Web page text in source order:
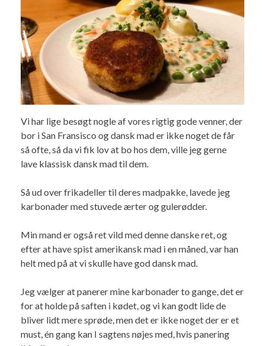
Vi har lige besøgt nogle af vores rigtig gode venner, der
bor i San Fransisco og dansk mad er ikke noget de får
så ofte, så da vi fik lov at bo hos dem, ville jeg gerne
lave klassisk dansk mad til dem.
Så ud over frikadeller til deres madpakke, lavede jeg
karbonader med stuvede ærter og gulerødder.
Min mand er også ret vild med denne danske ret, og
efter at have spist amerikansk mad i en måned, var han
helt med på at vi skulle have god dansk mad.
Jeg vælger at panerer mine karbonader to gange, det er
for at holde på saften i kødet, og vi kan godt lide de
bliver lidt mere sprøde, men det er ikke noget der er et
must, én gang kan I sagtens nøjes med, hvis panering